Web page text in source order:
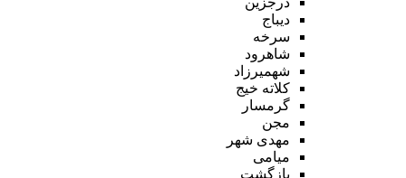
دیباج
سرخه
شاهرود
شهمیرزاد
کلاته خیج
گرمسار
مجن
مهدی شهر
میامی
بازگشت